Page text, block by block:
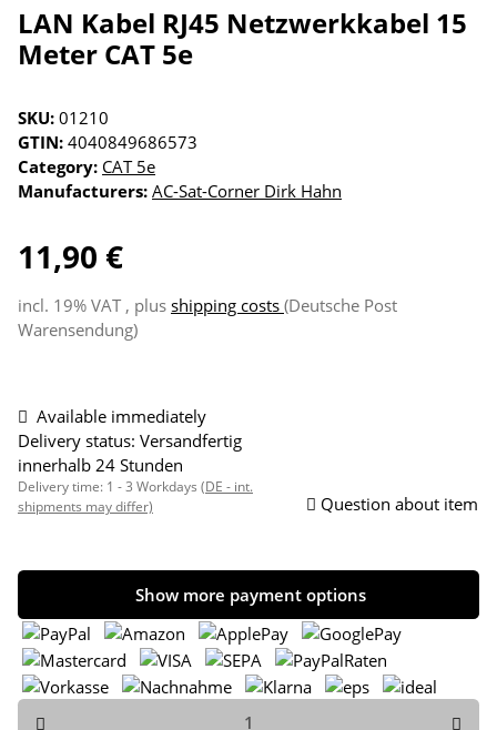
LAN Kabel RJ45 Netzwerkkabel 15
Meter CAT 5e
SKU: 01210
GTIN: 4040849686573
Category: CAT 5e
Manufacturers: AC-Sat-Corner Dirk Hahn
11,90 €
incl. 19% VAT , plus shipping costs (Deutsche Post
Warensendung)
Available immediately
Delivery status: Versandfertig
innerhalb 24 Stunden
Delivery time: 1 - 3 Workdays (DE - int.
shipments may differ)
Question about item
Show more payment options